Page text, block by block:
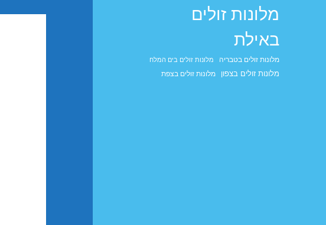
מלונות זולים
באילת
מלונות זולים בטבריה מלונות זולים בים המלח
מלונות זולים בצפון מלונות זולים בצפת